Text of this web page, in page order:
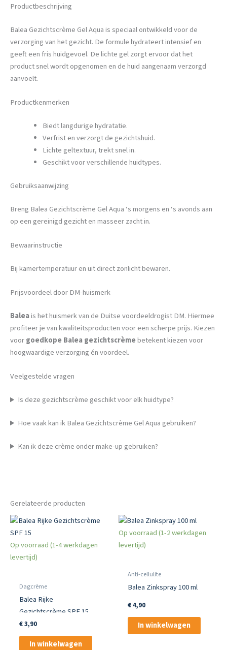
Productbeschrijving
Balea Gezichtscrème Gel Aqua is speciaal ontwikkeld voor de
verzorging van het gezicht. De formule hydrateert intensief en
geeft een fris huidgevoel. De lichte gel zorgt ervoor dat het
product snel wordt opgenomen en de huid aangenaam verzorgd
aanvoelt.
Productkenmerken
Biedt langdurige hydratatie.
Verfrist en verzorgt de gezichtshuid.
Lichte geltextuur, trekt snel in.
Geschikt voor verschillende huidtypes.
Gebruiksaanwijzing
Breng Balea Gezichtscrème Gel Aqua ‘s morgens en ‘s avonds aan
op een gereinigd gezicht en masseer zacht in.
Bewaarinstructie
Bij kamertemperatuur en uit direct zonlicht bewaren.
Prijsvoordeel door DM-huismerk
Baleais het huismerk van de Duitse voordeeldrogist DM. Hiermee
profiteer je van kwaliteitsproducten voor een scherpe prijs. Kiezen
voorgoedkope Balea gezichtscrèmebetekent kiezen voor
hoogwaardige verzorging én voordeel.
Veelgestelde vragen
Is deze gezichtscrème geschikt voor elk huidtype?
Hoe vaak kan ik Balea Gezichtscrème Gel Aqua gebruiken?
Kan ik deze crème onder make-up gebruiken?
Gerelateerde producten
Op voorraad (1-4 werkdagen
levertijd)
Dagcrème
Balea Rijke
Gezichtscrème SPF 15
€3,90
In winkelwagen
Op voorraad (1-2 werkdagen
levertijd)
Anti-cellulite
Balea Zinkspray 100 ml
€4,90
In winkelwagen